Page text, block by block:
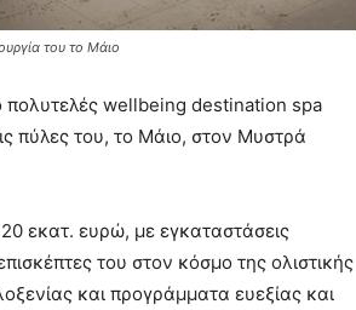
του το Μάιο
πολυτελές wellbeing destination spa
πύλες του, το Μάιο, στον Μυστρά
20 εκατ. ευρώ, με εγκαταστάσεις
του στον κόσμο της ολιστικής
και προγράμματα ευεξίας και